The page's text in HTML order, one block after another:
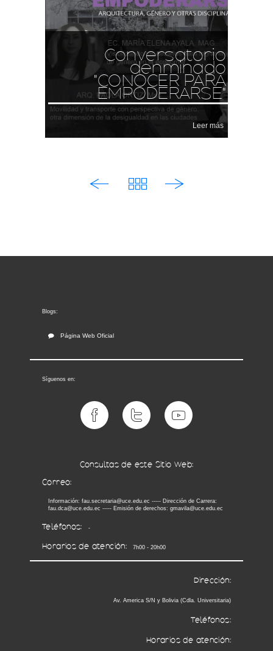
Conversatorio
denminado
"CONOCER PARA
EMPODERARSE"
Leer más
Blogs:
Página Web Oficial
Síguenos en:
Consultas de este Sitio Web:
Correo:
Información: fau.secretaria@uce.edu.ec ----- Dirección de Carrera:
fau.dca@uce.edu.ec ----- Emisión de derechos: gmavila@uce.edu.ec
Teléfonos: -
Horarios de atención: 7h00 - 20h00
Dirección:
Av. America S/N y Bolivia (Cdla. Universitaria)
Teléfonos:
Horarios de atención: